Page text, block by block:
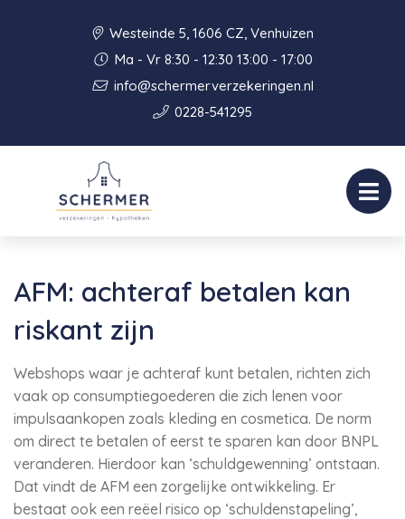
Westeinde 5, 1606 CZ, Venhuizen
Ma - Vr 8:30 - 12:30 13:00 - 17:00
info@schermerverzekeringen.nl
0228-541295
AFM: achteraf betalen kan
riskant zijn
Webshops waar je achteraf kunt betalen, richten zich
vaak op consumptiegoederen die zich lenen voor
impulsaankopen zoals kleding en cosmetica. De norm
om direct te betalen of eerst te sparen kan door BNPL
veranderen. Hierdoor kan ‘schuldgewenning’ ontstaan.
Dat vindt de AFM een zorgelijke ontwikkeling. Er
bestaat ook een reëel risico op ‘schuldenstapeling’,